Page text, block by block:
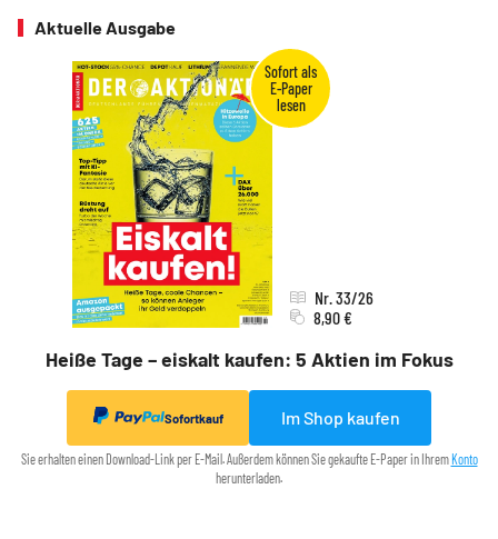
Aktuelle Ausgabe
Heiße Tage – eiskalt kaufen: 5 Aktien im Fokus
Nr. 33/26
8,90 €
Sofortkauf Im Shop kaufen
Sie erhalten einen Download-Link per E-Mail. Außerdem können Sie gekaufte E-Paper in Ihrem Konto
herunterladen.